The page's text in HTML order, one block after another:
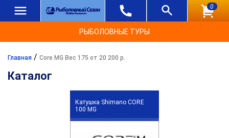
0
РЫБОЛОВНЫЕ ТУРЫ
Главная / Core MG Вес 175 от 20 200 р.
Каталог
Катушка Shimano CORE
100 MG